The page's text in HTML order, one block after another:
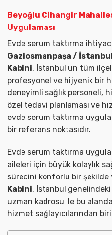
Beyoğlu Cihangir
Uygulaması
Evde serum taktırma
Gaziosmanpaşa / İstanbul
Kabini, İstanbul’un tüm
profesyonel ve hijyenik bir
deneyimli sağlık personeli,
özel tedavi planlaması ve
evde serum taktırma
bir referans noktasıdır.
Evde serum taktırma
aileleri için büyük kolaylık
sürecini konforlu bir şekilde
Kabini, İstanbul genelindeki
uzman kadrosu ile bu
hizmet sağlayıcılarından